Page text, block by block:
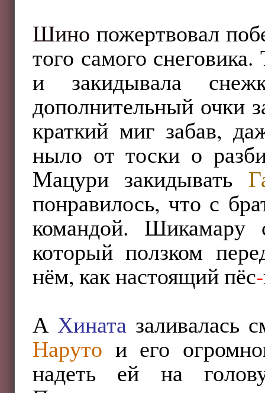
Шино пожертвовал
того самого
и закидывала
дополнительный очки
краткий миг забав,
ныло от тоски о
Мацури закидывать
понравилось, что с
командой. Шикамару
который ползком
нём, как настоящий пёс-
А Хинатазаливалась
Наруто и его
надеть ей на